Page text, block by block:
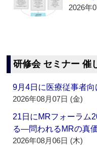
2026年
研修会 セミナー 催
9月4日に医療従事者
2026年08月07日 (金)
21日にMRフォーラム
る―問われるMRの真
2026年08月06日 (木)